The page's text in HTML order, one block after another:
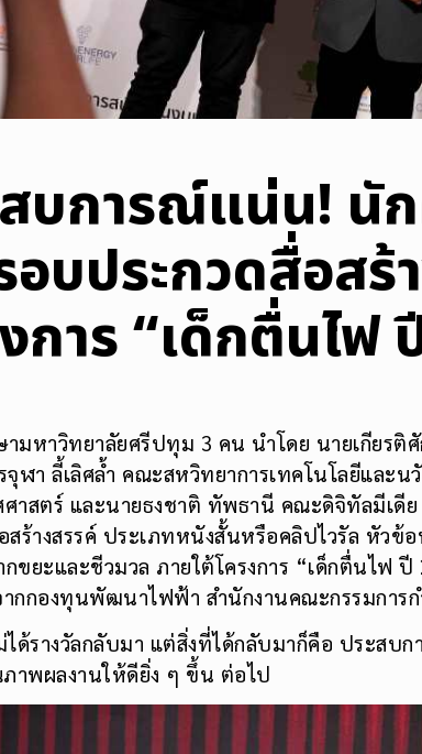
บการณ์แน่น! นั
อบประกวดสื่อสร้
การ “เด็กตื่นไฟ
มหาวิทยาลัยศรีปทุม 3 คน นำโดย นายเกียรติ
จุฬา ลี้เลิศล้ำ คณะสหวิทยาการเทคโนโลยีและ
าสตร์ และนายธงชาติ ทัพธานี คณะดิจิทัลมีเดี
สร้างสรรค์ ประเภทหนังสั้นหรือคลิปไวรัล หัวข้
ขยะและชีวมวล ภายใต้โครงการ “เด็กตื่นไฟ
กกองทุนพัฒนาไฟฟ้า สำนักงานคณะกรรมการ
ได้รางวัลกลับมา แต่สิ่งที่ได้กลับมาก็คือ ประสบ
พผลงานให้ดียิ่ง ๆ ขึ้น ต่อไป